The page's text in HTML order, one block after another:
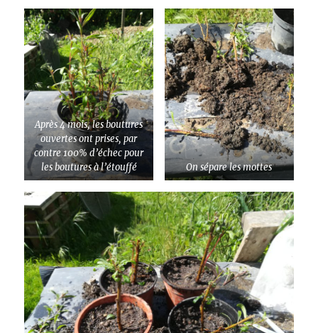
Après 4 mois, les boutures
ouvertes ont prises, par
contre 100% d’échec pour
les boutures à l’étouffé
On sépare les mottes